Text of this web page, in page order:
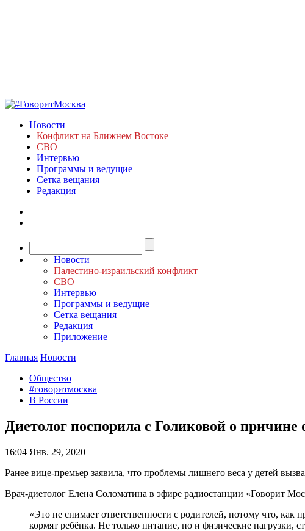
Новости
Конфликт на Ближнем Востоке
СВО
Интервью
Программы и ведущие
Сетка вещания
Редакция
Новости
Палестино-израильский конфликт
СВО
Интервью
Программы и ведущие
Сетка вещания
Редакция
Приложение
Главная Новости
Общество
#говоритмосква
В России
Диетолог поспорила с Голиковой о
16:04 Янв. 29, 2020
Ранее вице-премьер заявила, что проблемы лишнего веса у детей
Врач-диетолог Елена Соломатина в эфире радиостанции «Говорит
«Это не снимает ответственности с родителей, потому что,
кормят ребёнка. Не только питание, но и физические